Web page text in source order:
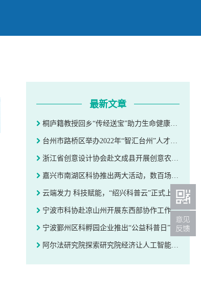
最新文章
桐庐籍教授回乡“传经送宝”助力生命健康产业发展
台州市路桥区举办2022年“智汇台州”人才周活动
浙江省创意设计协会赴文成县开展创意农业服务
嘉兴市南湖区科协推出两大活动，数百场“科普盛宴”来袭
云端发力 科技赋能，“绍兴科普云”正式上线
宁波市科协赴凉山州开展东西部协作工作考察对接
宁波鄞州区科孵园企业推出“公益科普日”助力“双减”活动
阿尔法研究院探索研究院经济让人工智能赋能德清